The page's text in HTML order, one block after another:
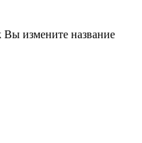
Вы измените название